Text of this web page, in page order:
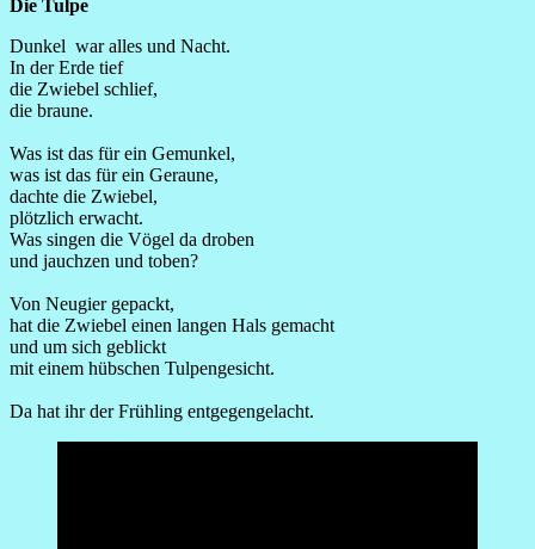
Die Tulpe
Dunkel war alles und Nacht.
In der Erde tief
die Zwiebel schlief,
die braune.
Was ist das für ein Gemunkel,
was ist das für ein Geraune,
dachte die Zwiebel,
plötzlich erwacht.
Was singen die Vögel da droben
und jauchzen und toben?
Von Neugier gepackt,
hat die Zwiebel einen langen Hals gemacht
und um sich geblickt
mit einem hübschen Tulpengesicht.
Da hat ihr der Frühling entgegengelacht.